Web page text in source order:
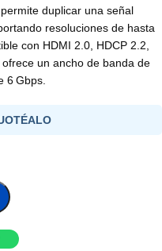
duplicar una señal
resoluciones de hasta
con HDMI 2.0, HDCP 2.2,
un ancho de banda de
6 Gbps.